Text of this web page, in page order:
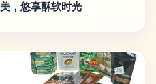
，悠享酥软时光